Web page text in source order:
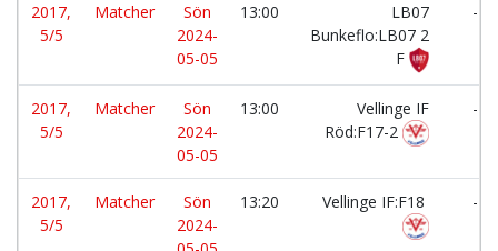
2017,
5/5
Matcher
Sön
2024-
05-05
13:00
LB07
Bunkeflo:LB07 2
F
-
2017,
5/5
Matcher
Sön
2024-
05-05
13:00
Vellinge IF
Röd:F17-2
-
2017,
5/5
Matcher
Sön
2024-
13:20 Vellinge IF:F18 -